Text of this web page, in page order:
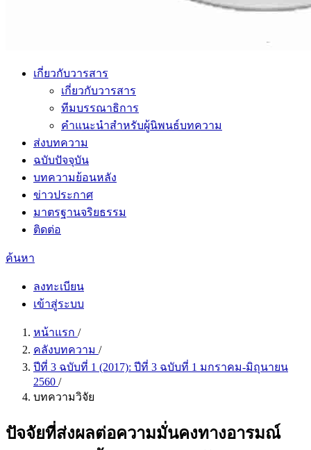
เกี่ยวกับวารสาร
เกี่ยวกับวารสาร
ทีมบรรณาธิการ
คำแนะนำสำหรับผู้นิพนธ์บทความ
ส่งบทความ
ฉบับปัจจุบัน
บทความย้อนหลัง
ข่าวประกาศ
มาตรฐานจริยธรรม
ติดต่อ
ค้นหา
ลงทะเบียน
เข้าสู่ระบบ
หน้าแรก /
คลังบทความ /
ปีที่ 3 ฉบับที่ 1 (2017): ปีที่ 3 ฉบับที่ 1 มกราคม-มิถุนายน
2560 /
บทความวิจัย
ปัจจัยที่ส่งผลต่อความมั่นคงทางอารมณ์